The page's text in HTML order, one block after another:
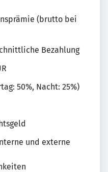
(brutto bei
Bezahlung
50%, Nacht: 25%)
und externe